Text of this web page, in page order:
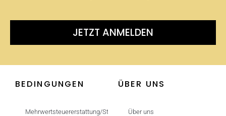
JETZT ANMELDEN
BEDINGUNGEN
Mehrwertsteuererstattung/Steuerfrei
ÜBER UNS
Über uns